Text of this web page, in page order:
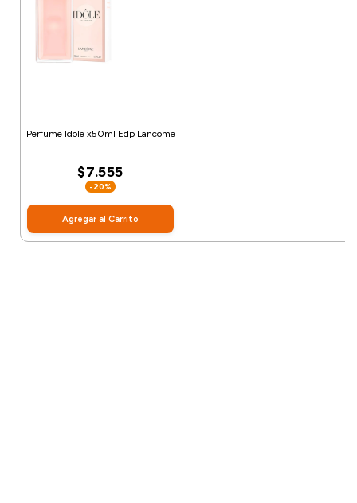
Perfume Idole x50ml Edp Lancome
$7.555
-20%
Agregar al Carrito